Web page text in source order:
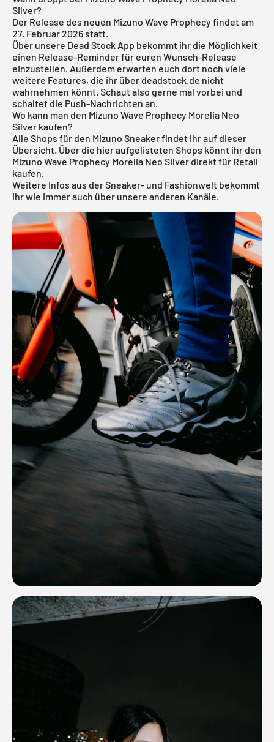
Silver?
Der Release des neuen Mizuno Wave Prophecy findet am
27. Februar 2026 statt.
Über unsere Dead Stock App bekommt ihr die Möglichkeit
einen Release-Reminder für euren Wunsch-Release
einzustellen. Außerdem erwarten euch dort noch viele
weitere Features, die ihr über deadstock.de nicht
wahrnehmen könnt. Schaut also gerne mal vorbei und
schaltet die Push-Nachrichten an.
Wo kann man den Mizuno Wave Prophecy Morelia Neo
Silver kaufen?
Alle Shops für den Mizuno Sneakerfindet ihr auf dieser
Übersicht. Über die hier aufgelisteten Shops könnt ihr den
Mizuno Wave Prophecy Morelia Neo Silver direkt für Retail
kaufen.
Weitere Infos aus der Sneaker- und Fashionwelt bekommt
ihr wie immer auch über unsere anderen Kanäle.